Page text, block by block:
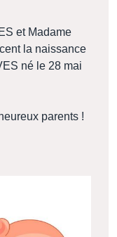
et Madame
la naissance
né le 28 mai
parents !